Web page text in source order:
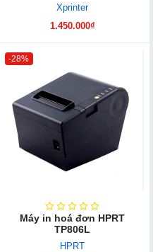
Xprinter
1.450.000₫
-28%
Máy in hoá đơn HPRT
TP806L
HPRT